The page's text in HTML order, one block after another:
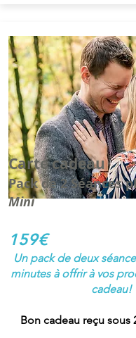
Carte cadeau
Pack de 2 Séances
Mini
159€
Un pack de deux
minutes à offrir à vos
cadeau!
Bon cadeau reçu sous